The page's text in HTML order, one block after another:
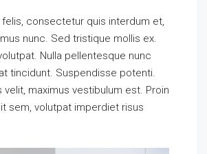
felis, consectetur quis interdum et,
nunc. Sed tristique mollis ex.
Nulla pellentesque nunc
tincidunt. Suspendisse potenti.
velit, maximus vestibulum est. Proin
sem, volutpat imperdiet risus